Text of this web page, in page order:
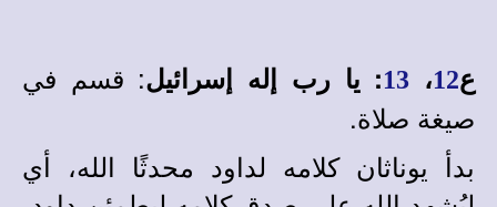
ع12، 13
: يا رب إله إسرائيل: قسم في
صيغة صلاة.
بدأ يوناثان كلامه لداود محدثًا الله، أي